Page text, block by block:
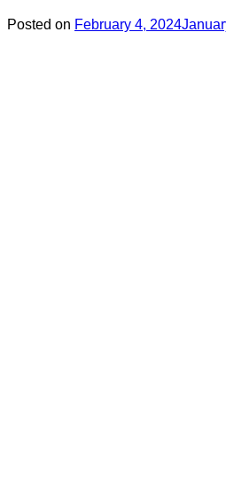
Posted on February 4, 2024